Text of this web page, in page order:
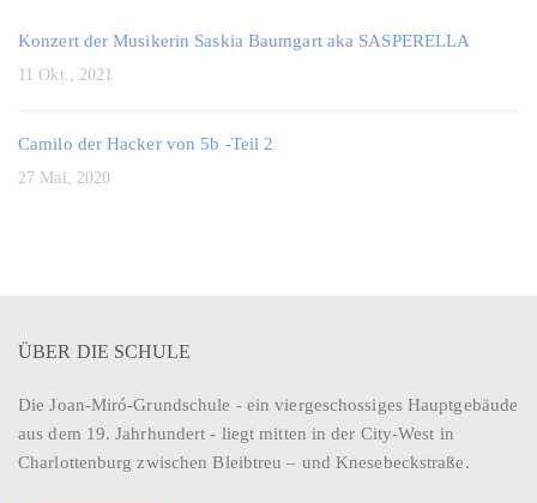
Konzert der Musikerin Saskia Baumgart aka SASPERELLA
11 Okt., 2021
Camilo der Hacker von 5b -Teil 2
27 Mai, 2020
ÜBER DIE SCHULE
Die Joan-Miró-Grundschule - ein viergeschossiges Hauptgebäude
aus dem 19. Jahrhundert - liegt mitten in der City-West in
Charlottenburg zwischen Bleibtreu – und Knesebeckstraße.